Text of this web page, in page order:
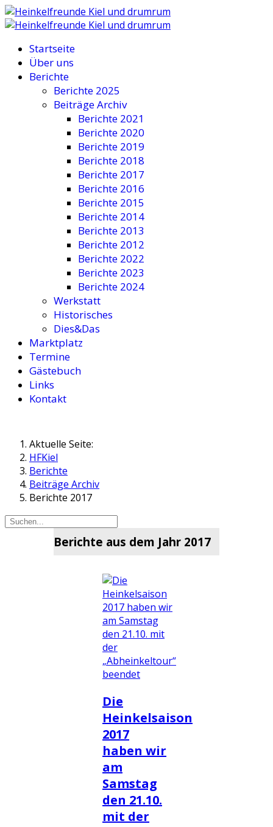
Startseite
Über uns
Berichte
Berichte 2025
Beiträge Archiv
Berichte 2021
Berichte 2020
Berichte 2019
Berichte 2018
Berichte 2017
Berichte 2016
Berichte 2015
Berichte 2014
Berichte 2013
Berichte 2012
Berichte 2022
Berichte 2023
Berichte 2024
Werkstatt
Historisches
Dies&Das
Marktplatz
Termine
Gästebuch
Links
Kontakt
Aktuelle Seite:
HFKiel
Berichte
Beiträge Archiv
Berichte 2017
Berichte aus dem Jahr 2017
Die
Heinkelsaison
2017
haben wir
am
Samstag
den 21.10.
mit der